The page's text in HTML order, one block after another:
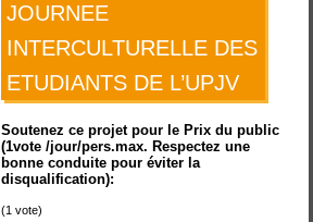
JOURNEE
INTERCULTURELLE DES
ETUDIANTS DE L’UPJV
Soutenez ce projet pour le Prix du public
(1vote /jour/pers.max. Respectez une
bonne conduite pour éviter la
disqualification):
(1 vote)